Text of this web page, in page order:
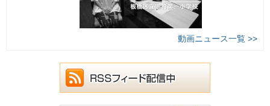
動画ニュース一覧 >>